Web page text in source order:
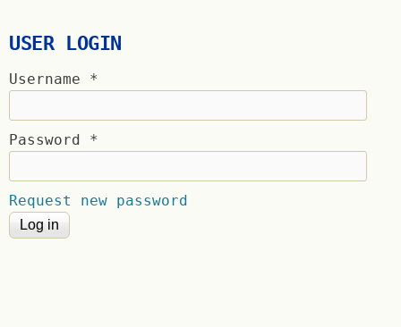
USER LOGIN
Username *
Password *
Request new password